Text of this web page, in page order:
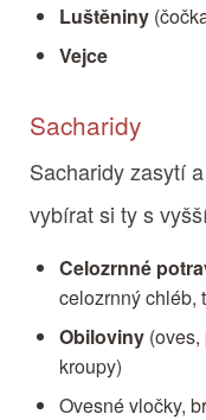
Luštěniny
Vejce
Sacharidy
Sacharidy zasytí
vybírat si ty s
Celozrnné
celozrnný chléb,
Obiloviny
kroupy)
Ovesné vločky,